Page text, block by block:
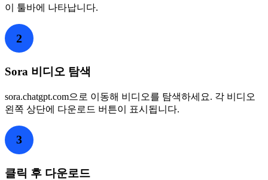
이 툴바에 나타납니다.
2
Sora 비디오 탐색
sora.chatgpt.com으로 이동해 비디오를 탐색하세요. 각 비디오
왼쪽 상단에 다운로드 버튼이 표시됩니다.
3
클릭 후 다운로드